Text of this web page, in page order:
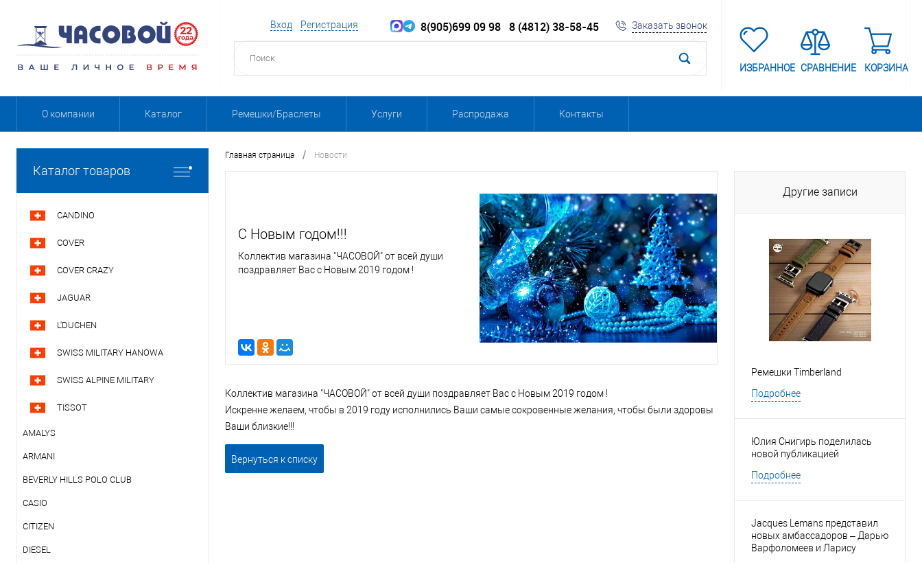
Вход Регистрация 8(905)699 09 98 8 (4812) 38-58-45 Заказать звонок
ИЗБРАННОЕ СРАВНЕНИЕ КОРЗИНА
О компании Каталог Ремешки/Браслеты Услуги Распродажа Контакты
Каталог товаров
CANDINO
COVER
COVER CRAZY
JAGUAR
L'DUCHEN
SWISS MILITARY HANOWA
SWISS ALPINE MILITARY
TISSOT
AMALYS
ARMANI
BEVERLY HILLS POLO CLUB
CASIO
CITIZEN
DIESEL
Главная страница / Новости
С Новым годом!!!
Коллектив магазина "ЧАСОВОЙ" от всей души
поздравляет Вас с Новым 2019 годом !
Коллектив магазина "ЧАСОВОЙ" от всей души поздравляет Вас с Новым 2019 годом !
Искренне желаем, чтобы в 2019 году исполнились Ваши самые сокровенные желания, чтобы были здоровы
Ваши близкие!!!
Вернуться к списку
Другие записи
Ремешки Timberland
Подробнее
Юлия Снигирь поделилась
новой публикацией
Подробнее
Jacques Lemans представил
новых амбассадоров – Дарью
Варфоломеев и Ларису